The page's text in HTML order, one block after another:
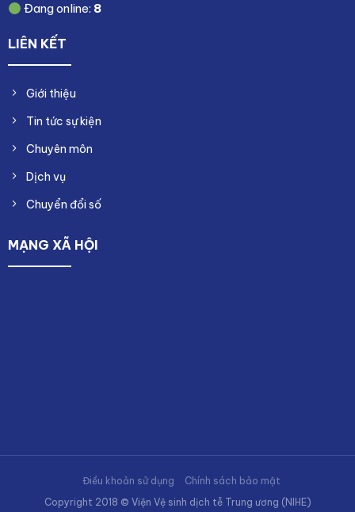
Đang online: 8
LIÊN KẾT
Giới thiệu
Tin tức sự kiện
Chuyên môn
Dịch vụ
Chuyển đổi số
MẠNG XÃ HỘI
Điều khoản sử dụng
Chính sách bảo mật
Copyright 2018 © Viện Vệ sinh dịch tễ Trung ương (NIHE)